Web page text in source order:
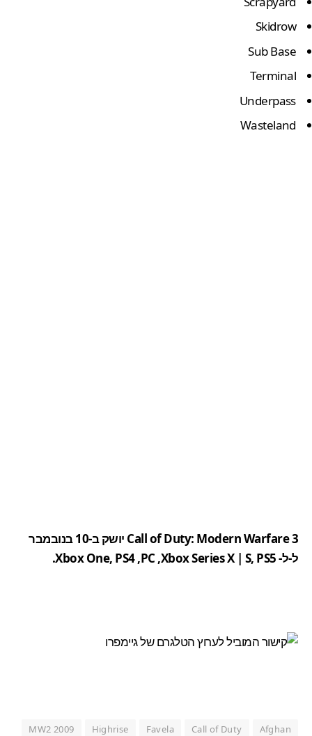
Skidrow
Sub Base
Terminal
Underpass
Wasteland
Call of Duty: Modern Warfare 3 יושק ב-10 בנובמבר
ל-ל-
Xbox One, PS4,PC ,Xbox Series X| S, PS5
.
Afghan
Call of Duty
Favela
Highrise
MW2 2009